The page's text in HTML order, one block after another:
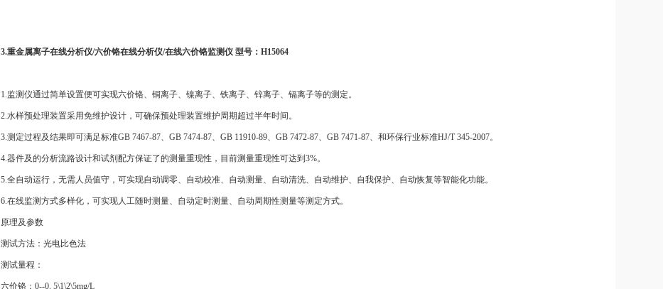
3.重金属离子在线分析仪/六价铬在线分析仪/在线六价铬监测仪 型号：H15064
1.监测仪通过简单设置便可实现六价铬、铜离子、镍离子、铁离子、锌离子、镉离子等的测定。
2.水样预处理装置采用免维护设计，可确保预处理装置维护周期超过半年时间。
3.测定过程及结果即可满足标准GB 7467-87、GB 7474-87、GB 11910-89、GB 7472-87、GB 7471-87、和环保行业标准HJ/T 345-2007。
4.器件及的分析流路设计和试剂配方保证了的测量重现性，目前测量重现性可达到3%。
5.全自动运行，无需人员值守，可实现自动调零、自动校准、自动测量、自动清洗、自动维护、自我保护、自动恢复等智能化功能。
6.在线监测方式多样化，可实现人工随时测量、自动定时测量、自动周期性测量等测定方式。
原理及参数
测试方法：光电比色法
测试量程：
六价铬：0--0. 5\1\2\5mg/L